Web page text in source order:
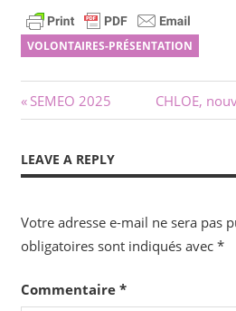
VOLONTAIRES-PRÉSENTATION
Navigation
l’article
Previous
Post:
SEMEO 2025
Next
Post:
CHLOE,
LEAVE A REPLY
Votre adresse e-mail ne sera pas
obligatoires sont indiqués avec *
Commentaire *